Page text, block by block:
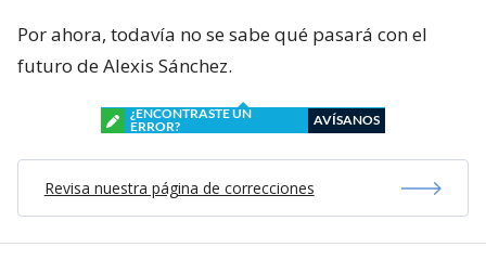
Por ahora, todavía no se sabe qué pasará con el
futuro de Alexis Sánchez.
¿ENCONTRASTE UN
ERROR?
AVÍSANOS
Revisa nuestra página de correcciones